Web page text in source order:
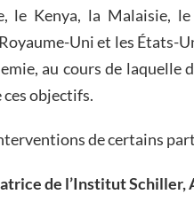
le Kenya, la Malaisie, le
Uni et les États-
au cours de laquelle
objectifs.
de certains
de l’Institut Schiller,